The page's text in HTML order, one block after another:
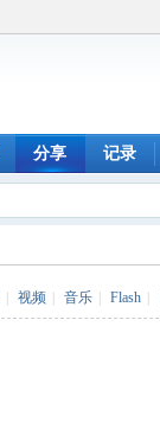
分享 记录
视频 音乐 Flash